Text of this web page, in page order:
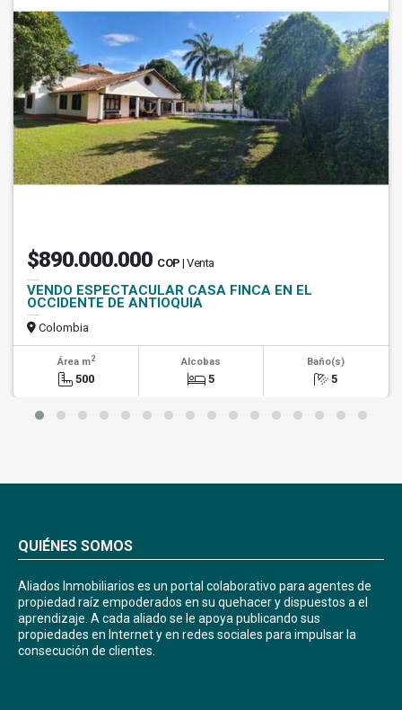
$890.000.000 COP | Venta
VENDO ESPECTACULAR CASA FINCA EN EL
OCCIDENTE DE ANTIOQUIA
Colombia
Área m2
500
Alcobas
5
Baño(s)
5
QUIÉNES SOMOS
Aliados Inmobiliarios es un portal colaborativo para agentes de
propiedad raíz empoderados en su quehacer y dispuestos a el
aprendizaje. A cada aliado se le apoya publicando sus
propiedades en Internet y en redes sociales para impulsar la
consecución de clientes.